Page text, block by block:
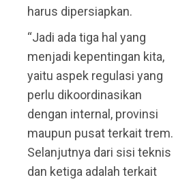
harus dipersiapkan.
“Jadi ada tiga hal yang
menjadi kepentingan kita,
yaitu aspek regulasi yang
perlu dikoordinasikan
dengan internal, provinsi
maupun pusat terkait trem.
Selanjutnya dari sisi teknis
dan ketiga adalah terkait